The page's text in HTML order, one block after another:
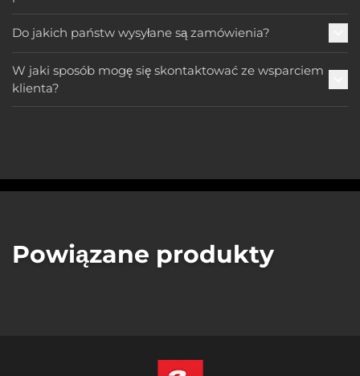
Do jakich państw wysyłane są zamówienia?
W jaki sposób mogę się skontaktować ze wsparciem
klienta?
Powiązane produkty